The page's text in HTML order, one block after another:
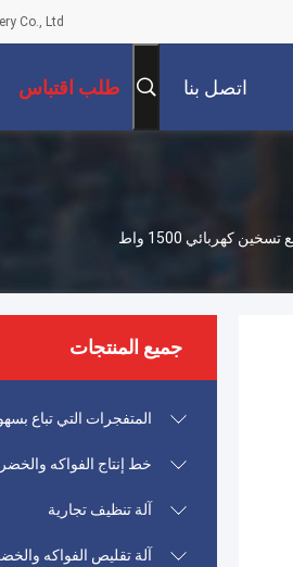
Co., Ltd.
اتصل بنا طلب اقتباس
جميع المنتجات
المتفجرات التي تباع
خط إنتاج الفواكه
آلة تنظيف تجارية
آلة تقليص الفواكه